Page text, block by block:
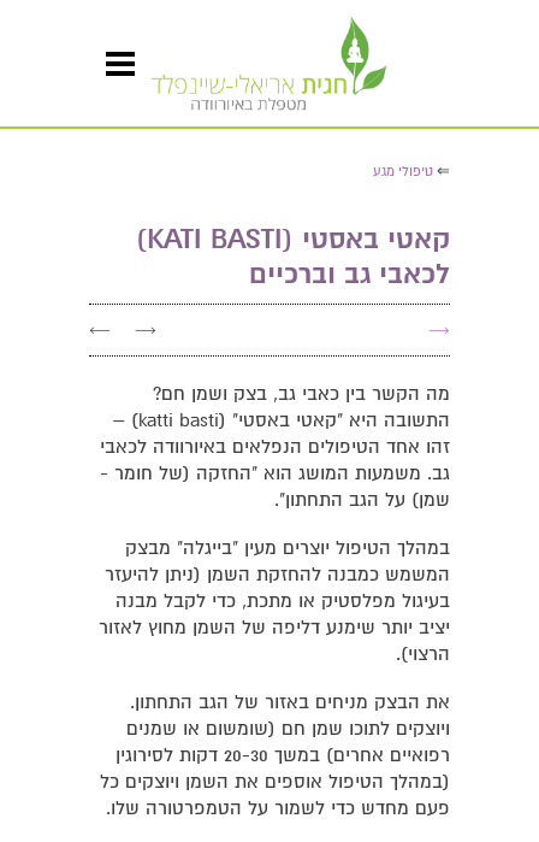
⇐ טיפולי מגע
קאטי באסטי (KATI BASTI)
לכאבי גב וברכיים
→
→
←
מה הקשר בין כאבי גב, בצק ושמן חם?
התשובה היא "קאטי באסטי" (katti basti) –
זהו אחד הטיפולים הנפלאים באיורוודה לכאבי
גב. משמעות המושג הוא "החזקה (של חומר -
שמן) על הגב התחתון".
במהלך הטיפול יוצרים מעין "בייגלה" מבצק
המשמש כמבנה להחזקת השמן (ניתן להיעזר
בעיגול מפלסטיק או מתכת, כדי לקבל מבנה
יציב יותר שימנע דליפה של השמן מחוץ לאזור
הרצוי).
את הבצק מניחים באזור של הגב התחתון.
ויוצקים לתוכו שמן חם (שומשום או שמנים
רפואיים אחרים) במשך 20-30 דקות לסירוגין
(במהלך הטיפול אוספים את השמן ויוצקים כל
פעם מחדש כדי לשמור על הטמפרטורה שלו.